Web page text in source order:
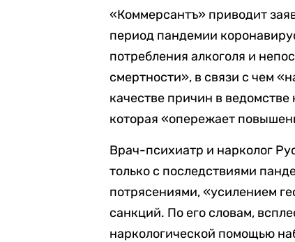
«Коммерсантъ» приводит
период пандемии
потребления алкоголя и
смертности», в связи с чем
качестве причин в
которая «опережает
Врач-психиатр и нарколог
только с последствиями
потрясениями, «усилением
санкций. По его словам,
наркологической помощью